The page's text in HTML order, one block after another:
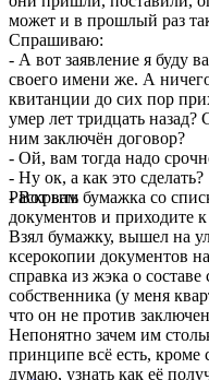
может и в прошлый раз
Спрашиваю:
- А вот заявление я буду
своего имени же. А
квитанции до сих пор
умер лет тридцать
ним заключён договор?
- Ой, вам тогда надо
- Ну ок, а как это сделать?
- Вот вам бумажка со
документов и приходите
Взял бумажку, вышел на
ксерокопии документов
справка из жэка о
собственника (у меня
что он не против
Непонятно зачем им
принципе всё есть, кроме
думаю, узнать как её
Раскрыть